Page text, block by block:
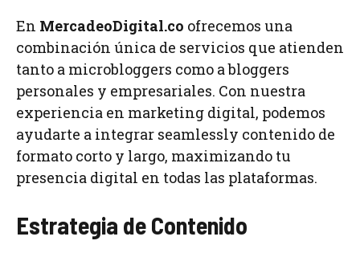
En MercadeoDigital.co ofrecemos una
combinación única de servicios que atienden
tanto a microbloggers como a bloggers
personales y empresariales. Con nuestra
experiencia en marketing digital, podemos
ayudarte a integrar seamlessly contenido de
formato corto y largo, maximizando tu
presencia digital en todas las plataformas.
Estrategia de Contenido